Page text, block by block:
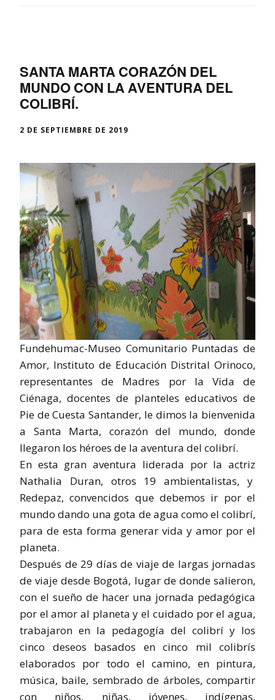
SANTA MARTA CORAZÓN DEL
MUNDO CON LA AVENTURA DEL
COLIBRÍ.
2 DE SEPTIEMBRE DE 2019
Fundehumac-Museo Comunitario Puntadas de
Amor, Instituto de Educación Distrital Orinoco,
representantes de Madres por la Vida de
Ciénaga, docentes de planteles educativos de
Pie de Cuesta Santander, le dimos la bienvenida
a Santa Marta, corazón del mundo, donde
llegaron los héroes de la aventura del colibrí.
En esta gran aventura liderada por la actriz
Nathalia Duran, otros 19 ambientalistas, y
Redepaz, convencidos que debemos ir por el
mundo dando una gota de agua como el colibrí,
para de esta forma generar vida y amor por el
planeta.
Después de 29 días de viaje de largas jornadas
de viaje desde Bogotá, lugar de donde salieron,
con el sueño de hacer una jornada pedagógica
por el amor al planeta y el cuidado por el agua,
trabajaron en la pedagogía del colibrí y los
cinco deseos basados en cinco mil colibrís
elaborados por todo el camino, en pintura,
música, baile, sembrado de árboles, compartir
con niños, niñas, jóvenes, indígenas,